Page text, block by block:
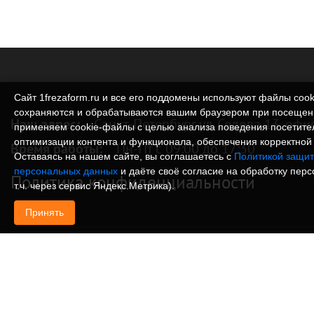
Наш адрес: Санкт-Петербург ул. Седова 13,
Время работы: Пн-Пт с 09:00 до 17:30
Политика конфиденциальности
Сайт 1frezaform.ru и все его поддомены используют файлы
сохраняются и обрабатываются вашим браузером при
применяем cookie‑файлы с целью анализа поведения
оптимизации контента и функционала, обеспечения
Оставаясь на нашем сайте, вы соглашаетесь с Политикой
персональных данных и даёте своё согласие на обработку
т.ч. через сервис Яндекс.Метрика).
Принять